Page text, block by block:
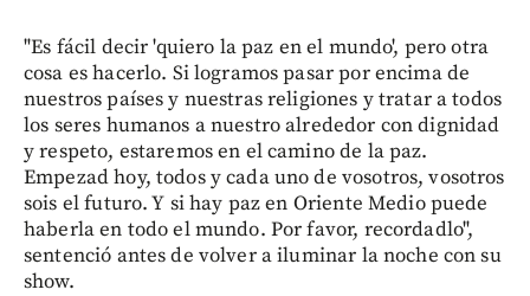
"Es fácil decir 'quiero la paz en el mundo', pero otra
cosa es hacerlo. Si logramos pasar por encima de
nuestros países y nuestras religiones y tratar a todos
los seres humanos a nuestro alrededor con dignidad
y respeto, estaremos en el camino de la paz.
Empezad hoy, todos y cada uno de vosotros, vosotros
sois el futuro. Y si hay paz en Oriente Medio puede
haberla en todo el mundo. Por favor, recordadlo",
sentenció antes de volver a iluminar la noche con su
show.